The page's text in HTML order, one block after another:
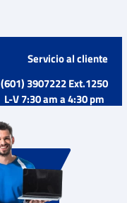
Servicio al cliente
(601) 3907222 Ext.1250
L-V 7:30 am a 4:30 pm